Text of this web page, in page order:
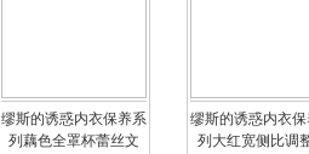
缪斯的诱惑内衣保养系
列藕色全罩杯蕾丝文
缪斯的诱惑内衣
列大红宽侧比调